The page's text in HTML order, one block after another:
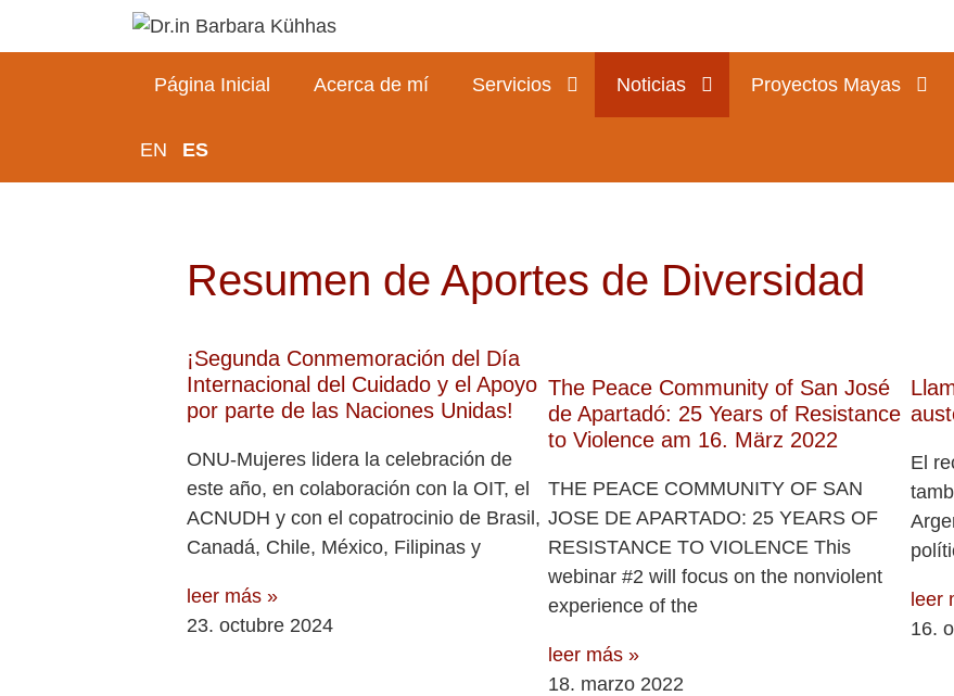
Página Inicial Acerca de mí Servicios Noticias Proyectos Mayas
EN ES
Resumen de Aportes de Diversidad
¡Segunda Conmemoración del Día
Internacional del Cuidado y el Apoyo
por parte de las Naciones Unidas!
ONU-Mujeres lidera la celebración de
este año, en colaboración con la OIT, el
ACNUDH y con el copatrocinio de Brasil,
Canadá, Chile, México, Filipinas y
leer más »
23. octubre 2024
The Peace Community of San José
de Apartadó: 25 Years of Resistance
to Violence am 16. März 2022
THE PEACE COMMUNITY OF SAN
JOSE DE APARTADO: 25 YEARS OF
RESISTANCE TO VIOLENCE This
webinar #2 will focus on the nonviolent
experience of the
leer más »
18. marzo 2022
El
leer
16.